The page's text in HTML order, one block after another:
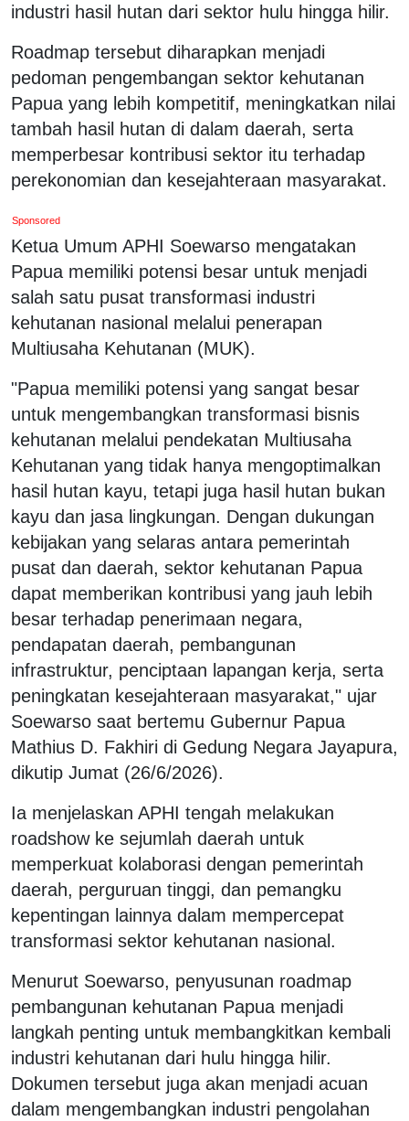
industri hasil hutan dari sektor hulu hingga hilir.
Roadmap tersebut diharapkan menjadi
pedoman pengembangan sektor kehutanan
Papua yang lebih kompetitif, meningkatkan nilai
tambah hasil hutan di dalam daerah, serta
memperbesar kontribusi sektor itu terhadap
perekonomian dan kesejahteraan masyarakat.
Sponsored
Ketua Umum APHI Soewarso mengatakan
Papua memiliki potensi besar untuk menjadi
salah satu pusat transformasi industri
kehutanan nasional melalui penerapan
Multiusaha Kehutanan (MUK).
"Papua memiliki potensi yang sangat besar
untuk mengembangkan transformasi bisnis
kehutanan melalui pendekatan Multiusaha
Kehutanan yang tidak hanya mengoptimalkan
hasil hutan kayu, tetapi juga hasil hutan bukan
kayu dan jasa lingkungan. Dengan dukungan
kebijakan yang selaras antara pemerintah
pusat dan daerah, sektor kehutanan Papua
dapat memberikan kontribusi yang jauh lebih
besar terhadap penerimaan negara,
pendapatan daerah, pembangunan
infrastruktur, penciptaan lapangan kerja, serta
peningkatan kesejahteraan masyarakat," ujar
Soewarso saat bertemu Gubernur Papua
Mathius D. Fakhiri di Gedung Negara Jayapura,
dikutip Jumat (26/6/2026).
Ia menjelaskan APHI tengah melakukan
roadshow ke sejumlah daerah untuk
memperkuat kolaborasi dengan pemerintah
daerah, perguruan tinggi, dan pemangku
kepentingan lainnya dalam mempercepat
transformasi sektor kehutanan nasional.
Menurut Soewarso, penyusunan roadmap
pembangunan kehutanan Papua menjadi
langkah penting untuk membangkitkan kembali
industri kehutanan dari hulu hingga hilir.
Dokumen tersebut juga akan menjadi acuan
dalam mengembangkan industri pengolahan